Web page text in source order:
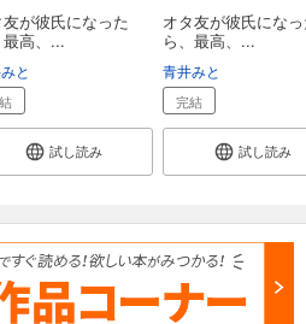
友が彼氏になった
最高、...
と
試し読み
オタ友が彼氏にな
ら、最高、...
青井みと
完結
試し読み